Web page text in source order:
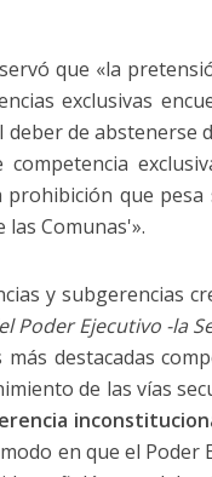
que «la
exclusivas
de abstenerse
que pesa
las Comunas'».
y subgerencias
Poder Ejecutivo -la
destacadas
de las vías
en que el Poder